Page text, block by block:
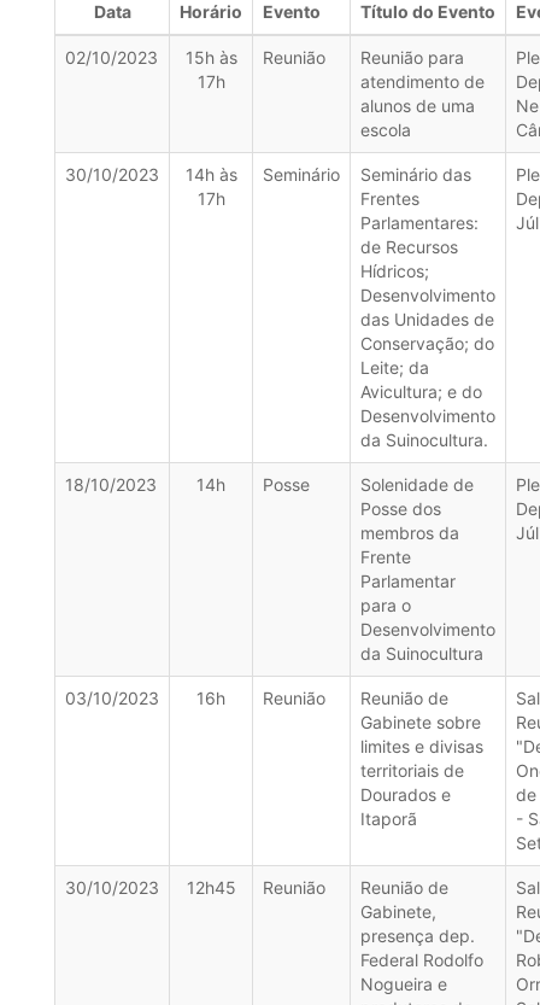
Data Horário
Evento
Título do Evento
02/10/2023
15h às
17h
Reunião
Reunião para
atendimento de
alunos de uma
escola
30/10/2023
14h às
17h
Seminário
Seminário das
Frentes
Parlamentares:
de Recursos
Hídricos;
Desenvolvimento
das Unidades de
Conservação; do
Leite; da
Avicultura; e do
Desenvolvimento
da Suinocultura.
18/10/2023 14h Posse
Solenidade de
Posse dos
membros da
Frente
Parlamentar
para o
Desenvolvimento
da Suinocultura
03/10/2023 16h Reunião
Reunião de
Gabinete sobre
limites e divisas
territoriais de
Dourados e
Itaporã
de
-
30/10/2023 12h45 Reunião
Reunião de
Gabinete,
presença dep.
Federal Rodolfo
Nogueira e